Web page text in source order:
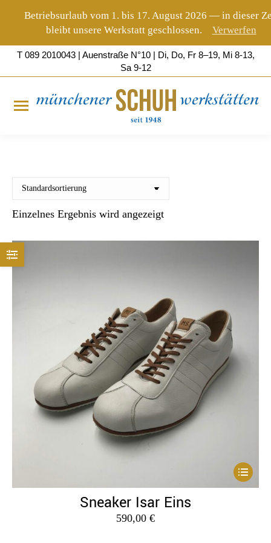
Betriebsurlaub vom 1. bis 17. August 2026 — in dieser
bleibt unsere Werkstatt geschlossen.
Verwerfen
T 089 2010043 | Auenstraße N°10| Di, Do, Fr 8–19, Mi 8-13,
Sa 9-12
Einzelnes Ergebnis wird angezeigt
Dieses
Produkt
Sneaker Isar Eins
590,00 €